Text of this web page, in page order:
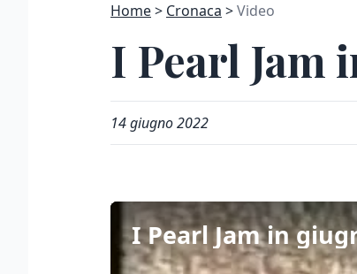
Home Cronaca Video
I Pearl Jam
14 giugno 2022
I Pearl Jam in